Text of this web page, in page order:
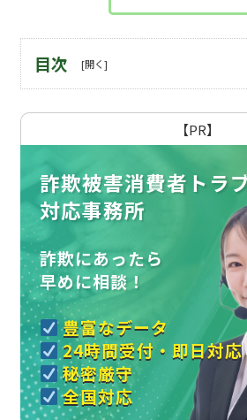
目次
【PR】
詐欺被害消費者トラ
対応事務所
詐欺にあったら
早めに相談！
豊富なデータ
24時間受付・即日対応
秘密厳守
全国対応